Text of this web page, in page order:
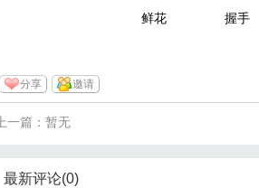
鲜花 握手
分享 邀请
上一篇：暂无
最新评论(0)